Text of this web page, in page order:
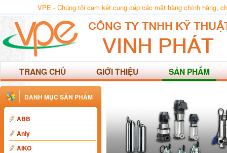
VPE - Chúng tôi cam kết cung cấp các mặt hàng chính hãng,
TRANG CHỦ GIỚI THIỆU SẢN PHẨM
DANH MỤC SẢN PHẨM
ABB
Anly
AIKO